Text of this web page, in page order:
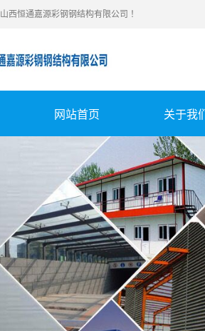
山西恒通嘉源彩钢钢结构有限公司 ！
网站首页 关于我们